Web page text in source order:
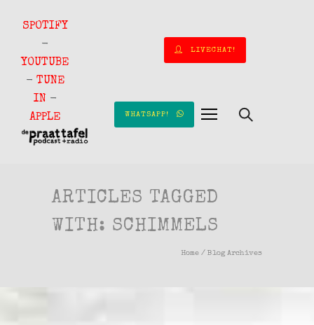
SPOTIFY
-
YOUTUBE
- TUNE
IN -
APPLE
LIVECHAT!
WHATSAPP!
ARTICLES TAGGED
WITH: SCHIMMELS
Home / Blog Archives